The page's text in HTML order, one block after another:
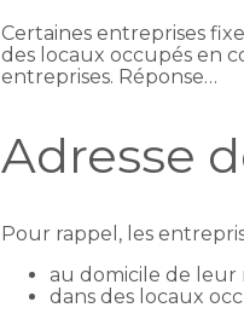
Certaines entreprises
des locaux occupés en
entreprises. Réponse…
Adresse
Pour rappel, les
au domicile de leur
dans des locaux